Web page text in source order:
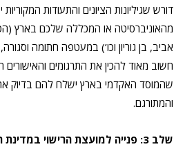
דורש שגיליונות הציונים והתעודות המקוריות
מהאוניברסיטה או המכללה שלכם בארץ
אביב, בן גוריון וכו’) במעטפה חתומה
חשוב מאוד להכין את התרגומים והאישורים
שהמוסד האקדמי בארץ ישלח להם בדיוק
והמתורגם.